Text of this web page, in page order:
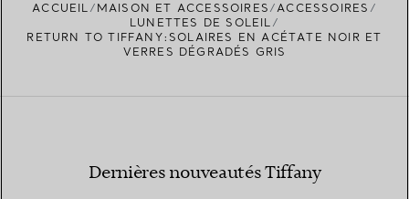
TROUVEZ LA BOUTIQUE LA PLUS PROCHE
ACCUEIL MAISON ET ACCESSOIRES
ACCESSOIRES
LUNETTES DE SOLEIL
RETURN TO TIFFANY:SOLAIRES EN ACÉTATE NOIR ET
VERRES DÉGRADÉS GRIS
Dernières nouveautés Tiffany